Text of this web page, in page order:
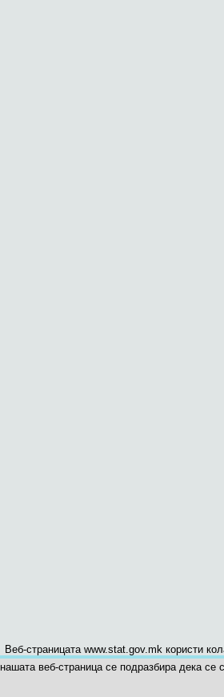
Веб-страницата www.stat.gov.mk користи
нашата веб-страница се подразбира дека се